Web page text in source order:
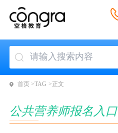
首页 >TAG >正文
公共营养师报名入口